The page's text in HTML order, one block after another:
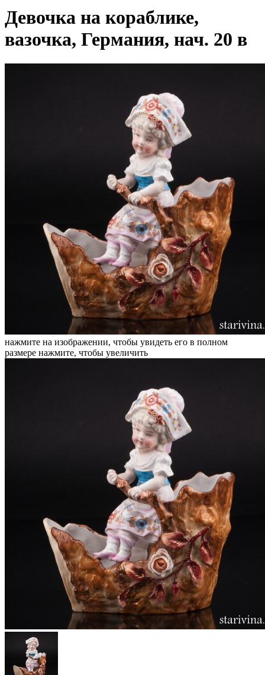
Девочка на кораблике,
вазочка, Германия, нач. 20 в
нажмите на изображении, чтобы увидеть его в полном
размере нажмите, чтобы увеличить